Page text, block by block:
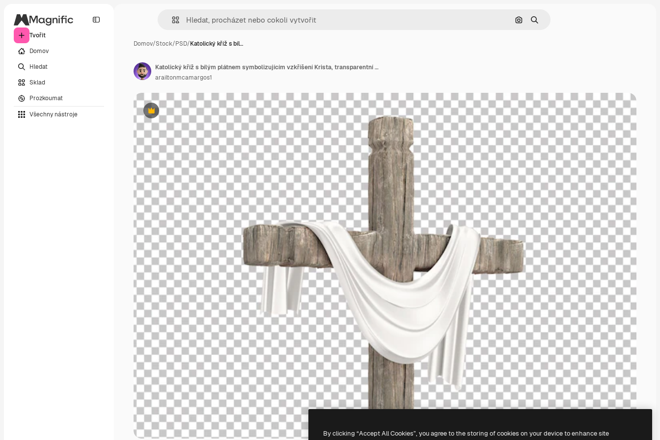
Tvořit
Domov
Hledat
Sklad
Prozkoumat
Všechny nástroje
Hledat podle obrázku
Hledat
Domov/Stock/PSD/Katolický kříž s bíl…
Premium
Katolický kříž s bílým plátnem symbolizujícím vzkříšení Krista, transparentní pozadí
arailtonmcamargos1
By clicking “Accept All Cookies”, you agree to the storing of cookies on your device to enhance site